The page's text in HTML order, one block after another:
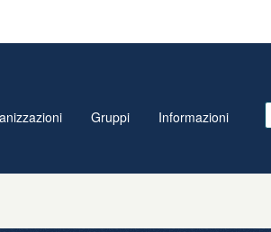
Gruppi Informazioni